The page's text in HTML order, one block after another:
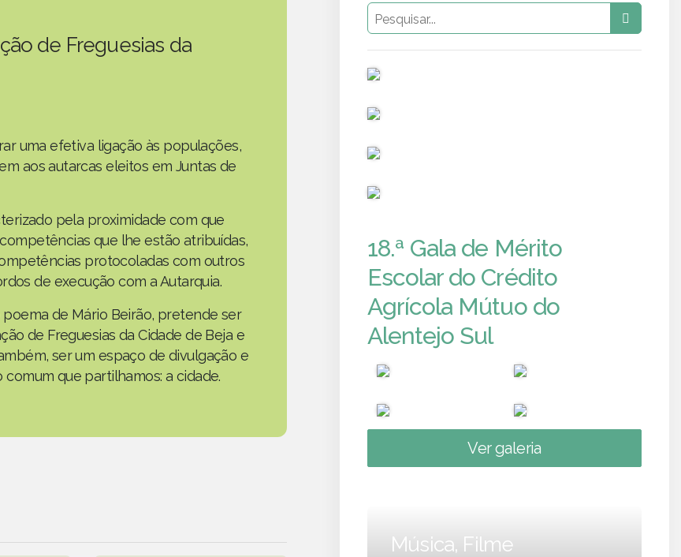
de Freguesias da
uma efetiva ligação às populações,
aos autarcas eleitos em Juntas de
pela proximidade com que
que lhe estão atribuídas,
protocoladas com outros
de execução com a Autarquia.
poema de Mário Beirão, pretende ser
de Freguesias da Cidade de Beja e
ser um espaço de divulgação e
que partilhamos: a cidade.
18.ª Gala de Mérito
Escolar do Crédito
Agrícola Mútuo do
Alentejo Sul
Ver galeria
Música, Filme